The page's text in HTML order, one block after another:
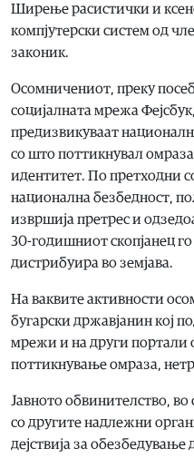
Ширење расистички и
компјутерски систем од
законик.
Осомничениот, преку
социјалната мрежа
предизвикуваат
со што поттикнувал
идентитет. По претходни
национална безбедност,
извршија претрес и
30-годишниот скопјанец
дистрибуира во земјава.
На ваквите активности
бугарски државјанин кој
мрежи и на други портали
поттикнување омраза,
Јавното обвинителство, во
со другите надлежни
дејствија за обезбедување